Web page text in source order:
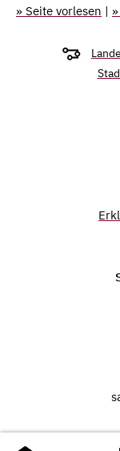
» Seite vorlesen |